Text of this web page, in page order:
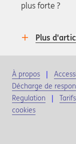
plus forte ?
Plus
À propos
Décharge de
Regulation
Tarifs
cookies